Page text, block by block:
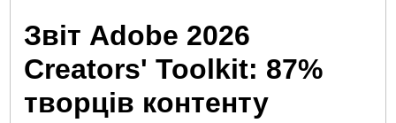
Звіт Adobe 2026
Creators' Toolkit: 87%
творців контенту